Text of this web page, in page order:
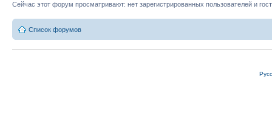
Сейчас этот форум просматривают: нет зарегистрированных пользователей и
Список форумов